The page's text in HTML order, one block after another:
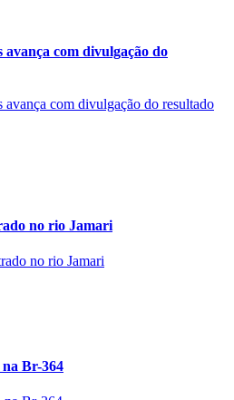
com divulgação do
no rio Jamari
Br-364